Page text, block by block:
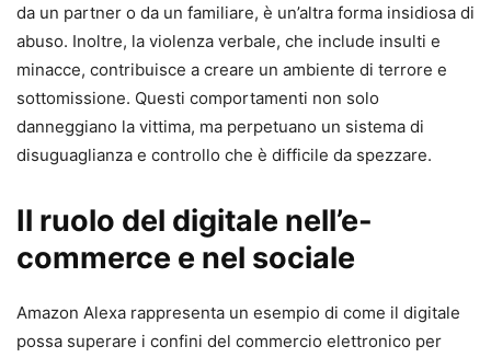
da un partner o da un familiare, è un’altra forma insidiosa di
abuso. Inoltre, la violenza verbale, che include insulti e
minacce, contribuisce a creare un ambiente di terrore e
sottomissione. Questi comportamenti non solo
danneggiano la vittima, ma perpetuano un sistema di
disuguaglianza e controllo che è difficile da spezzare.
Il ruolo del digitale nell’e-
commerce e nel sociale
Amazon Alexa rappresenta un esempio di come il digitale
possa superare i confini del commercio elettronico per